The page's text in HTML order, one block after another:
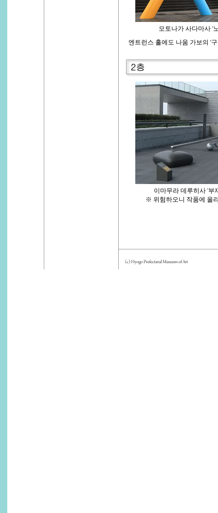
모토나가 사다마사 '
엔트런스 홀에도 나움 가보의 '
이마무라 데루히사 '부
※ 위험하오니 작품에 올